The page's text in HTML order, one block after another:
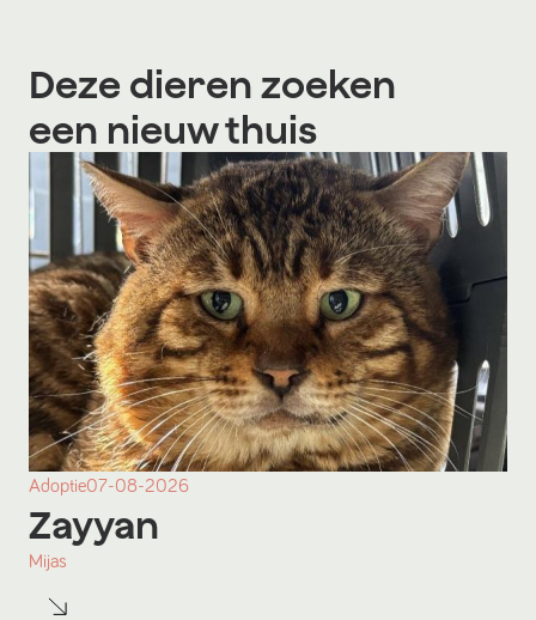
Deze dieren zoeken
een nieuw thuis
Adoptie07-08-2026
Zayyan
Mijas